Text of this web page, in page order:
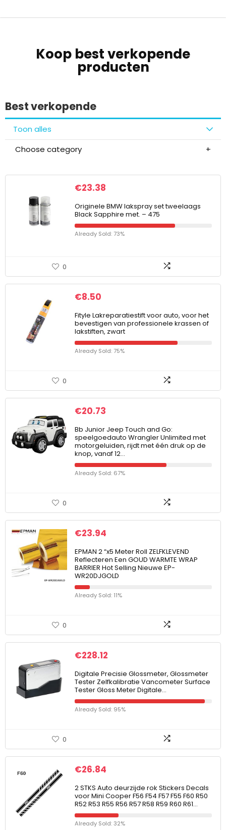
Koop best verkopende
producten
Best verkopende
Toon alles
Choose category
€23.38
Originele BMW lakspray set tweelaags
Black Sapphire met. – 475
Already Sold: 73%
0
€8.50
Fityle Lakreparatiestift voor auto, voor het
bevestigen van professionele krassen of
lakstiften, zwart
Already Sold: 75%
0
€20.73
Bb Junior Jeep Touch and Go:
speelgoedauto Wrangler Unlimited met
motorgeluiden, rijdt met één druk op de
knop, vanaf 12…
Already Sold: 67%
0
€23.94
EPMAN 2 “x5 Meter Roll ZELFKLEVEND
Reflecteren Een GOUD WARMTE WRAP
BARRIER Hot Selling Nieuwe EP-
WR20DJGOLD
Already Sold: 11%
0
€228.12
Digitale Precisie Glossmeter, Glossmeter
Tester Zelfkalibratie Vancometer Surface
Tester Gloss Meter Digitale…
Already Sold: 95%
0
€26.84
2 STKS Auto deurzijde rok Stickers Decals
voor Mini Cooper F56 F54 F57 F55 F60 R50
R52 R53 R55 R56 R57 R58 R59 R60 R61…
Already Sold: 32%